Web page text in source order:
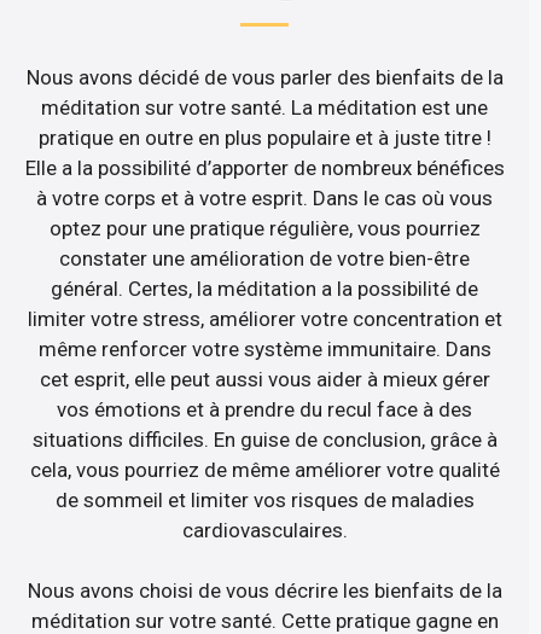
Nous avons décidé de vous parler des bienfaits de la
méditation sur votre santé. La méditation est une
pratique en outre en plus populaire et à juste titre !
Elle a la possibilité d’apporter de nombreux bénéfices
à votre corps et à votre esprit. Dans le cas où vous
optez pour une pratique régulière, vous pourriez
constater une amélioration de votre bien-être
général. Certes, la méditation a la possibilité de
limiter votre stress, améliorer votre concentration et
même renforcer votre système immunitaire. Dans
cet esprit, elle peut aussi vous aider à mieux gérer
vos émotions et à prendre du recul face à des
situations difficiles. En guise de conclusion, grâce à
cela, vous pourriez de même améliorer votre qualité
de sommeil et limiter vos risques de maladies
cardiovasculaires.
Nous avons choisi de vous décrire les bienfaits de la
méditation sur votre santé. Cette pratique gagne en